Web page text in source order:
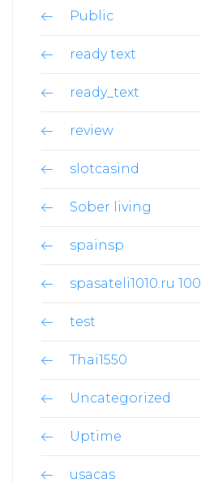
Public
ready text
ready_text
review
slotcasind
Sober living
spainsp
spasateli1010.ru 100
test
Thai1550
Uncategorized
Uptime
usacas